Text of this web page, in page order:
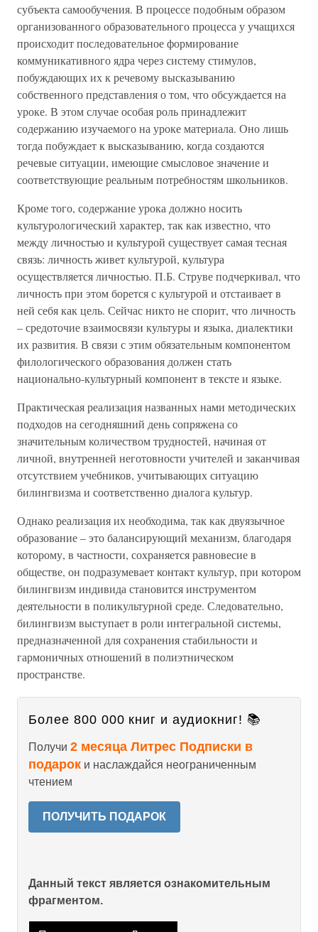
субъекта самообучения. В процессе подобным образом
организованного образовательного процесса у учащихся
происходит последовательное формирование
коммуникативного ядра через систему стимулов,
побуждающих их к речевому высказыванию
собственного представления о том, что обсуждается на
уроке. В этом случае особая роль принадлежит
содержанию изучаемого на уроке материала. Оно лишь
тогда побуждает к высказыванию, когда создаются
речевые ситуации, имеющие смысловое значение и
соответствующие реальным потребностям школьников.
Кроме того, содержание урока должно носить
культурологический характер, так как известно, что
между личностью и культурой существует самая тесная
связь: личность живет культурой, культура
осуществляется личностью. П.Б. Струве подчеркивал, что
личность при этом борется с культурой и отстаивает в
ней себя как цель. Сейчас никто не спорит, что личность
– средоточие взаимосвязи культуры и языка, диалектики
их развития. В связи с этим обязательным компонентом
филологического образования должен стать
национально-культурный компонент в тексте и языке.
Практическая реализация названных нами методических
подходов на сегодняшний день сопряжена со
значительным количеством трудностей, начиная от
личной, внутренней неготовности учителей и заканчивая
отсутствием учебников, учитывающих ситуацию
билингвизма и соответственно диалога культур.
Однако реализация их необходима, так как двуязычное
образование – это балансирующий механизм, благодаря
которому, в частности, сохраняется равновесие в
обществе, он подразумевает контакт культур, при котором
билингвизм индивида становится инструментом
деятельности в поликультурной среде. Следовательно,
билингвизм выступает в роли интегральной системы,
предназначенной для сохранения стабильности и
гармоничных отношений в полиэтническом
пространстве.
Более 800 000 книг и аудиокниг! 📚
Получи 2 месяца Литрес Подписки в
подарок и наслаждайся неограниченным
чтением
ПОЛУЧИТЬ ПОДАРОК
Данный текст является ознакомительным
фрагментом.